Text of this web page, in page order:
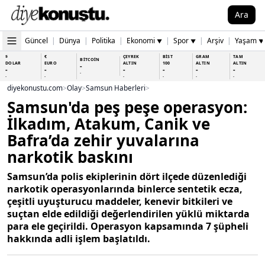
Ara
Güncel | Dünya | Politika | Ekonomi ▼ | Spor ▼ | Arşiv | Yaşam ▼
$
DOLAR
-
-
€
EURO
-
-
BİTCOİN
-
-
ÇEYREK
ALTIN
-
-
BİST
100
-
-
GRAM
ALTIN
-
-
TAM
ALTIN
-
-
diyekonustu.com>Olay>Samsun Haberleri>
Samsun'da peş peşe operasyon:
İlkadım, Atakum, Canik ve
Bafra’da zehir yuvalarına
narkotik baskını
Samsun’da polis ekiplerinin dört ilçede düzenlediği
narkotik operasyonlarında binlerce sentetik ecza,
çeşitli uyuşturucu maddeler, kenevir bitkileri ve
suçtan elde edildiği değerlendirilen yüklü miktarda
para ele geçirildi. Operasyon kapsamında 7 şüpheli
hakkında adli işlem başlatıldı.